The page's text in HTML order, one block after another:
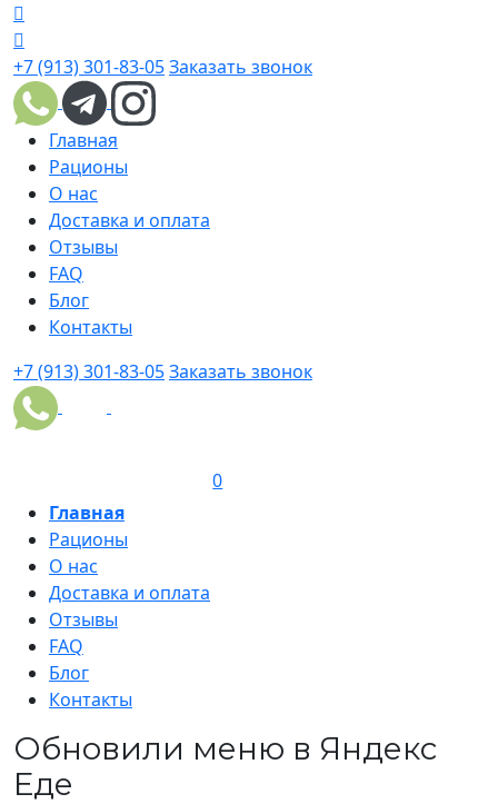
+7 (913) 301-83-05Заказать звонок
Главная
Рационы
О нас
Доставка и оплата
Отзывы
FAQ
Блог
Контакты
+7 (913) 301-83-05Заказать звонок
0
Главная
Рационы
О нас
Доставка и оплата
Отзывы
FAQ
Блог
Контакты
Обновили меню в Яндекс
Еде